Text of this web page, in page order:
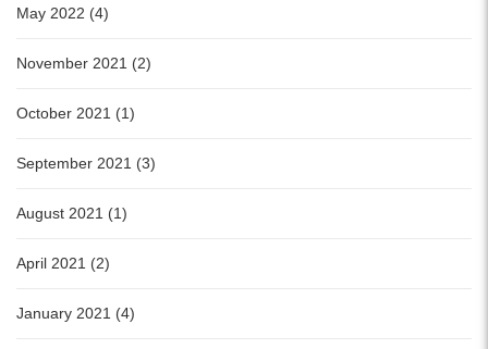
May 2022 (4)
November 2021 (2)
October 2021 (1)
September 2021 (3)
August 2021 (1)
April 2021 (2)
January 2021 (4)